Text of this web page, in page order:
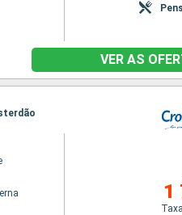
VER AS
1